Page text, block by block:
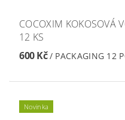
COCOXIM KOKOSOVÁ
12 KS
600 Kč/ PACKAGING 12
Novinka